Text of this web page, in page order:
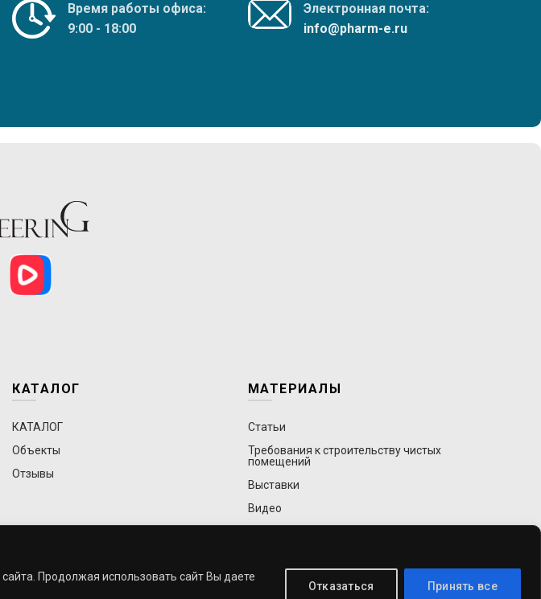
Продолжая использовать сайт Вы даете
Отказаться Принять все
Время работы офиса:
9:00 - 18:00
Электронная почта:
info@pharm-e.ru
КАТАЛОГ
КАТАЛОГ
Объекты
Отзывы
МАТЕРИАЛЫ
Статьи
Требования к строительству чистых
помещений
Выставки
Видео
чистых помещений